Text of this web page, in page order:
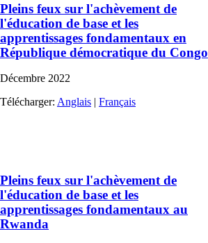
Pleins feux sur l'achèvement de
l'éducation de base et les
apprentissages fondamentaux en
République démocratique du Congo
Décembre 2022
Télécharger: Anglais | Français
Pleins feux sur l'achèvement de
l'éducation de base et les
apprentissages fondamentaux au
Rwanda